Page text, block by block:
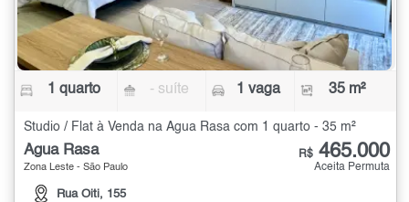
1 quarto - suíte 1 vaga 35 m²
Studio / Flat à Venda na Água Rasa com 1 quarto - 35 m²
Água Rasa
Zona Leste - São Paulo
Rua Oiti, 155
R$ 465.000
Aceita Permuta